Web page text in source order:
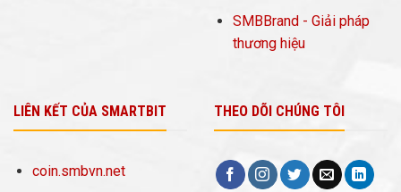
SMBBrand - Giải pháp
thương hiệu
LIÊN KẾT CỦA SMARTBIT
coin.smbvn.net
THEO DÕI CHÚNG TÔI